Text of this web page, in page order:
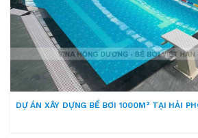
DỰ ÁN XÂY DỰNG BỂ BƠI 1000M² TẠI HẢI